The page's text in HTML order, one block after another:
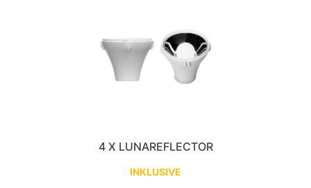
4 X LUNAREFLECTOR
INKLUSIVE